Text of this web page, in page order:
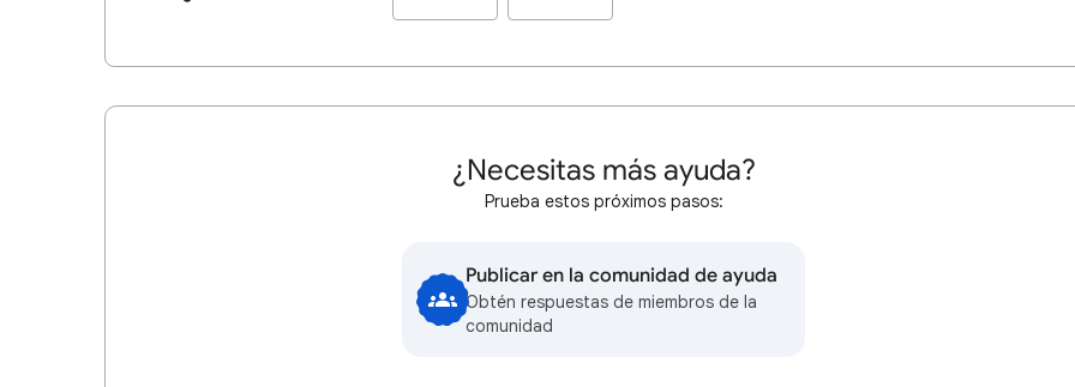
¿Necesitas más ayuda?
Prueba estos próximos pasos:
Publicar en la comunidad de ayuda
Obtén respuestas de miembros de la
comunidad